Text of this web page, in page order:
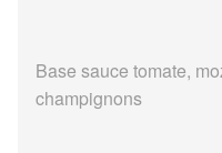
Base sauce tomate,
champignons